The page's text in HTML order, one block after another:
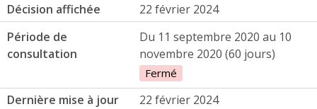
Décision affichée
22 février 2024
Période de
consultation
Du 11 septembre 2020 au 10
novembre 2020 (60 jours)
Fermé
Dernière mise à jour 22 février 2024